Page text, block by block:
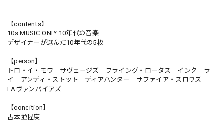
【contents】
10s MUSIC ONLY 10年代の音楽
デザイナーが選んだ10年代の5枚
【person】
トロ・イ・モワ サヴェージズ フライング・ロータス インク ラ
イ アンディ・ストット ディアハンター サファイア・スロウズ
LAヴァンパイアズ
【condition】
古本並程度